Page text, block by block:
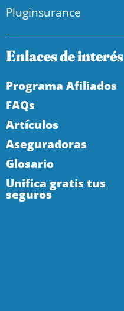
Pluginsurance
Enlaces de interés
Programa Afiliados
FAQs
Artículos
Aseguradoras
Glosario
Unifica gratis tus
seguros